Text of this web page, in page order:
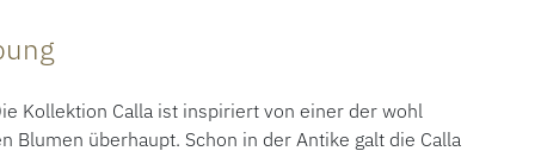
Kollektion Calla ist inspiriert von einer der wohl
Blumen überhaupt. Schon in der Antike galt die Calla